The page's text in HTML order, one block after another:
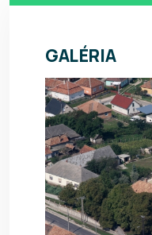
GALÉRIA